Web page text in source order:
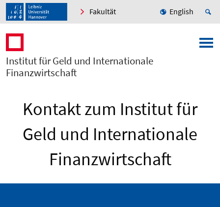
Fakultät English
Institut für Geld und Internationale
Finanzwirtschaft
Kontakt zum Institut für
Geld und Internationale
Finanzwirtschaft